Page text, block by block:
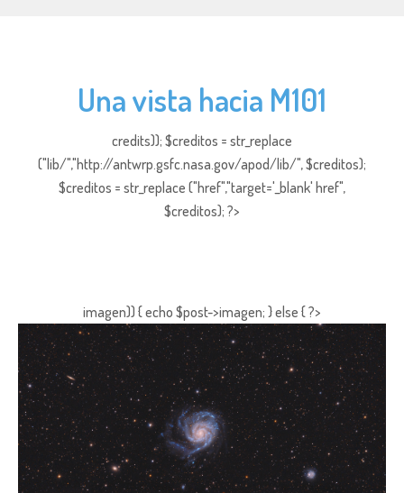
Una vista hacia M101
credits)); $creditos = str_replace
("lib/","http://antwrp.gsfc.nasa.gov/apod/lib/", $creditos);
$creditos = str_replace ("href","target='_blank' href",
$creditos); ?>
imagen)) { echo $post->imagen; } else { ?>